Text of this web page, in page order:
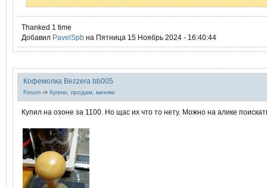
Thanked 1 time
Добавил PavelSpb на Пятница 15 Ноябрь 2024 - 16:40:44
Кофемолка Bezzera bb005
Forum -> Куплю, продам, меняю
Купил на озоне за 1100. Но щас их что то нету. Можно на алике